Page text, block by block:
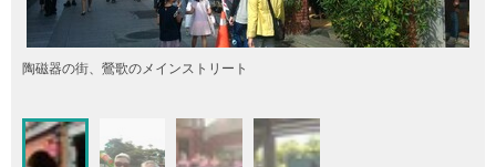
陶磁器の街、鶯歌のメインストリート